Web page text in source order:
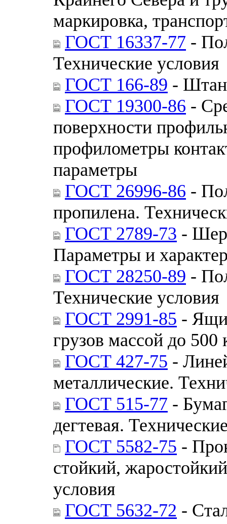
маркировка,
ГОСТ 16337-77 -
Технические условия
ГОСТ 166-89 -
ГОСТ 19300-86 -
поверхности
профилометры
параметры
ГОСТ 26996-86 -
пропилена.
ГОСТ 2789-73 -
Параметры и
ГОСТ 28250-89 -
Технические условия
ГОСТ 2991-85 -
грузов массой до
ГОСТ 427-75 -
металлические.
ГОСТ 515-77 -
дегтевая.
ГОСТ 5582-75 -
стойкий,
условия
ГОСТ 5632-72 -